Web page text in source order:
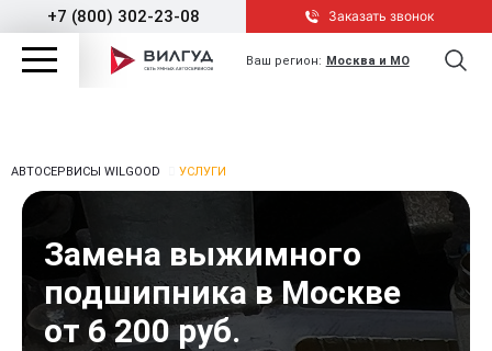
+7 (800) 302-23-08 Заказать звонок
Ваш регион: Москва и МО
АВТОСЕРВИСЫ WILGOOD УСЛУГИ
Замена выжимного
подшипника в Москве
от 6 200 руб.